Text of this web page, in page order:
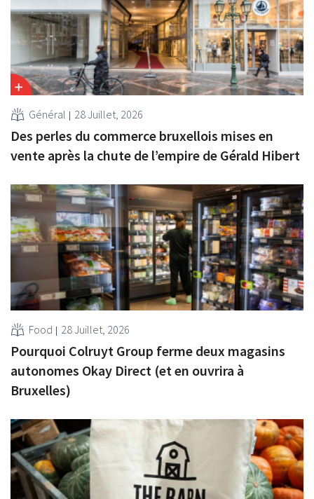
Général 28 Juillet, 2026
Des perles du commerce bruxellois mises en
vente après la chute de l’empire de Gérald Hibert
Food 28 Juillet, 2026
Pourquoi Colruyt Group ferme deux magasins
autonomes Okay Direct (et en ouvrira à
Bruxelles)